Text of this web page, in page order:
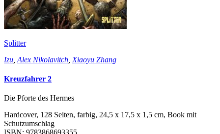
Splitter
Izu Alex Nikolavitch Xiaoyu Zhang
Kreuzfahrer 2
Die Pforte des Hermes
Hardcover, 128 Seiten, farbig, 24,5 x 17,5 x 1,5 cm, Book mit
Schutzumschlag